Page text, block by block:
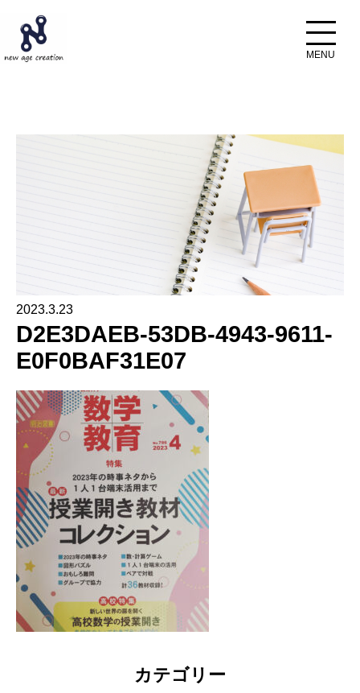
ホーム
D2E3DAEB-53DB-4943-9611-E0F0BAF31E07
2023.3.23
D2E3DAEB-53DB-4943-9611-
E0F0BAF31E07
カテゴリー